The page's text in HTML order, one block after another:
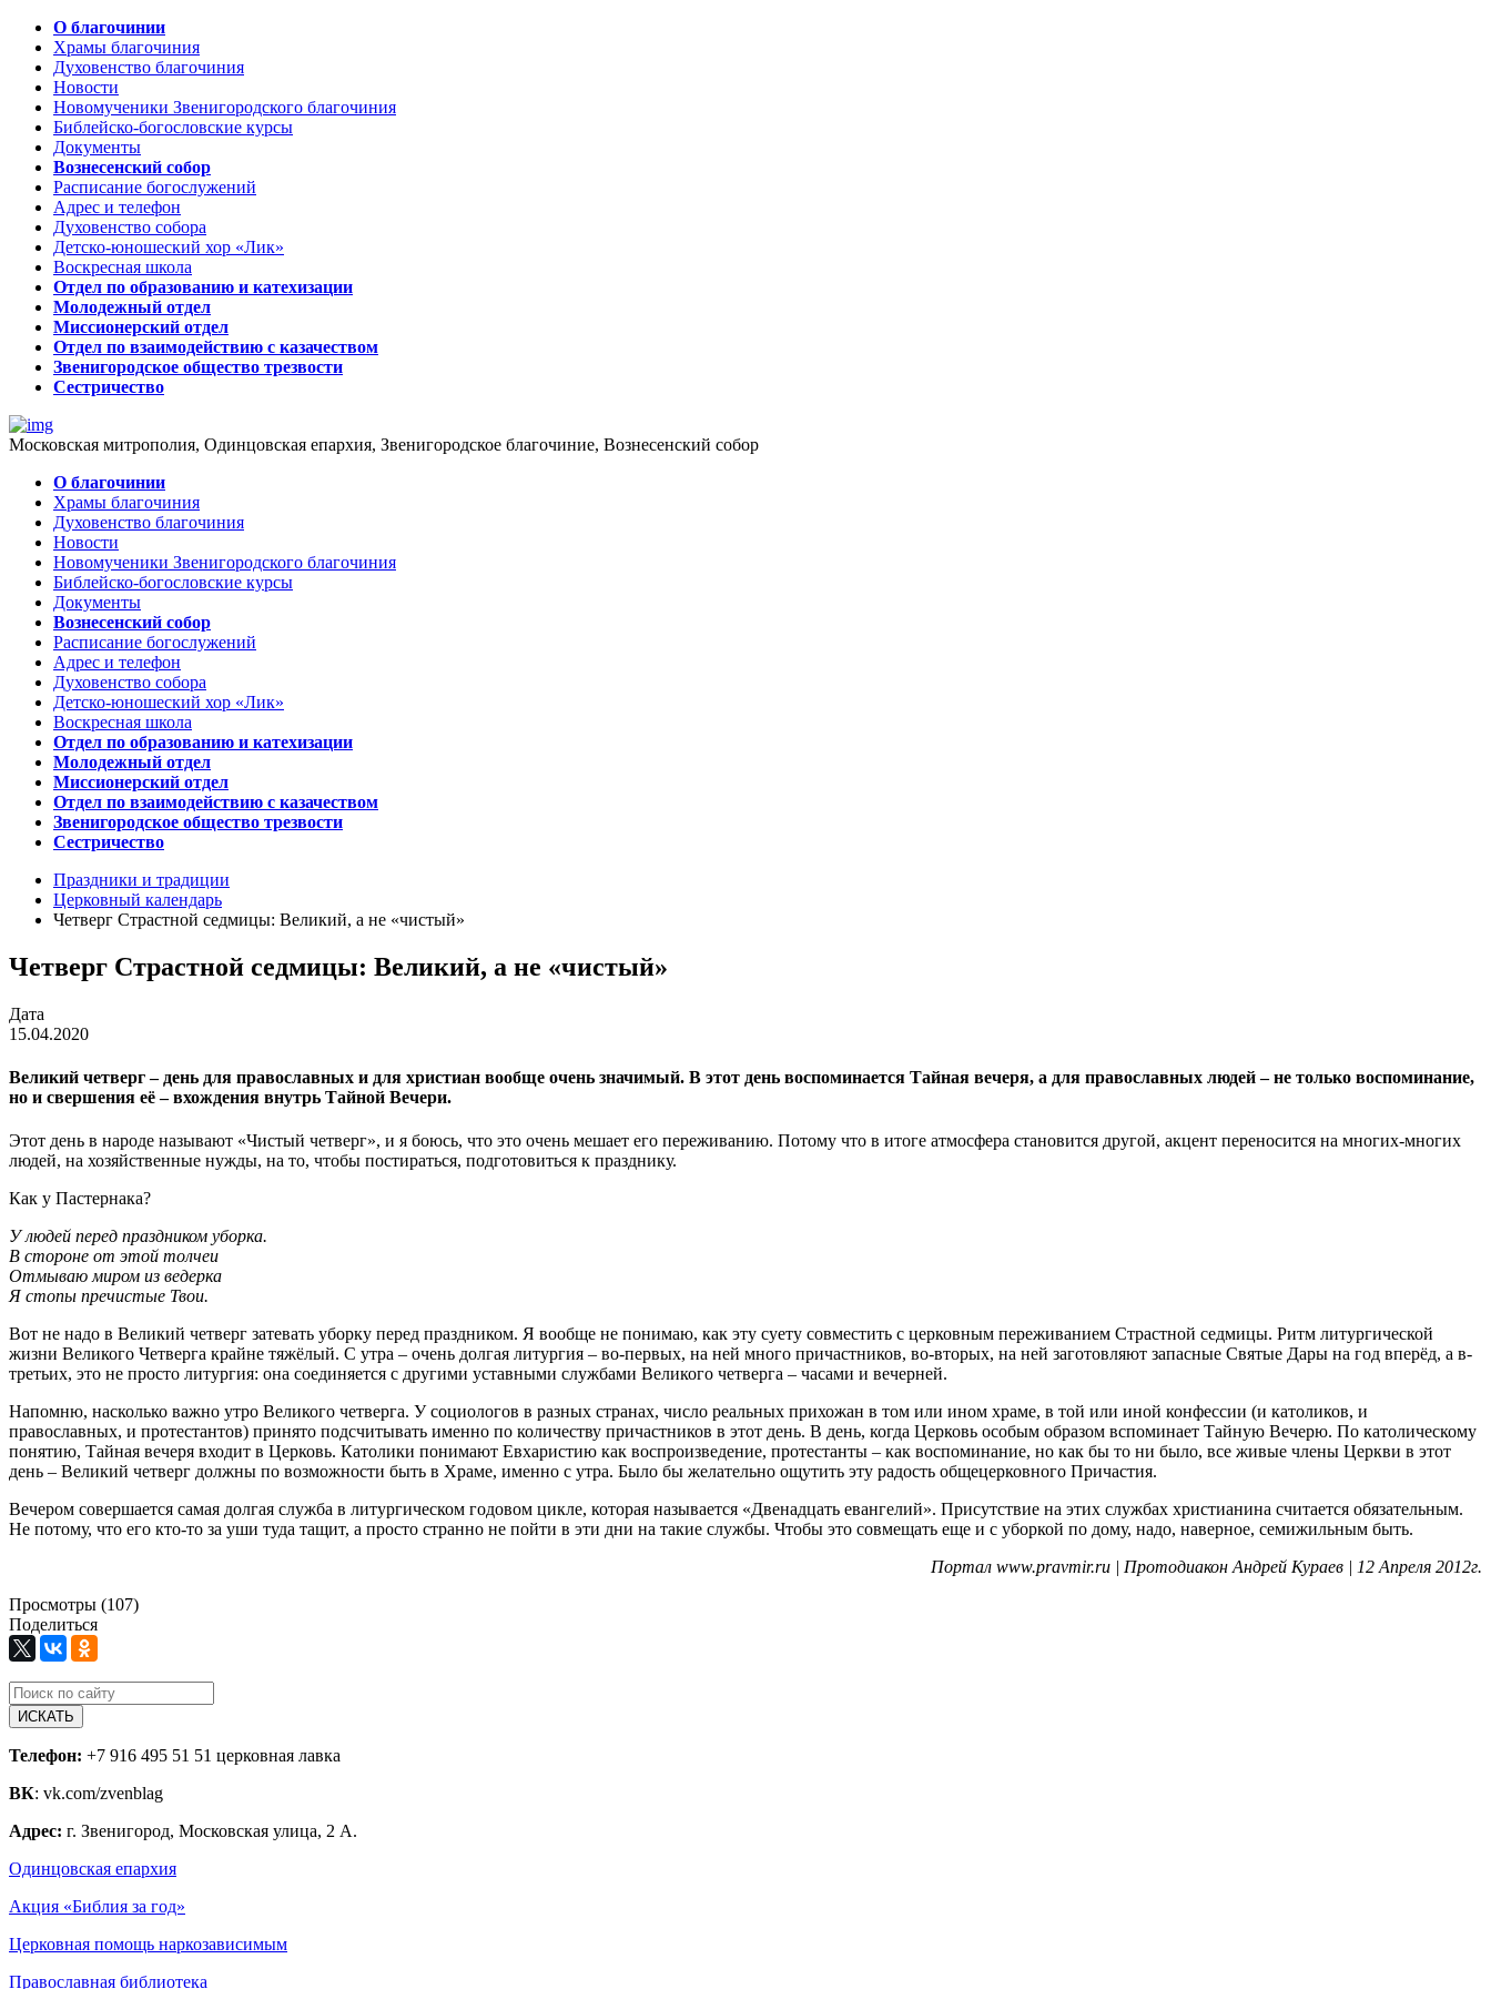
О благочинии
Храмы благочиния
Духовенство благочиния
Новости
Новомученики Звенигородского благочиния
Библейско-богословские курсы
Документы
Вознесенский собор
Расписание богослужений
Адрес и телефон
Духовенство собора
Детско-юношеский хор «Лик»
Воскресная школа
Отдел по образованию и катехизации
Молодежный отдел
Миссионерский отдел
Отдел по взаимодействию с казачеством
Звенигородское общество трезвости
Сестричество
Московская митрополия, Одинцовская епархия, Звенигородское благочиние, Вознесенский собор
О благочинии
Храмы благочиния
Духовенство благочиния
Новости
Новомученики Звенигородского благочиния
Библейско-богословские курсы
Документы
Вознесенский собор
Расписание богослужений
Адрес и телефон
Духовенство собора
Детско-юношеский хор «Лик»
Воскресная школа
Отдел по образованию и катехизации
Молодежный отдел
Миссионерский отдел
Отдел по взаимодействию с казачеством
Звенигородское общество трезвости
Сестричество
Праздники и традиции
Церковный календарь
Четверг Страстной седмицы: Великий, а не «чистый»
Четверг Страстной седмицы: Великий, а не «чистый»
Дата
15.04.2020
Великий четверг – день для православных и для христиан вообще очень значимый. В этот день воспоминается Тайная вечеря, а для православных людей – не только воспоминание,
но и свершения её – вхождения внутрь Тайной Вечери.
Этот день в народе называют «Чистый четверг», и я боюсь, что это очень мешает его переживанию. Потому что в итоге атмосфера становится другой, акцент переносится на многих-многих
людей, на хозяйственные нужды, на то, чтобы постираться, подготовиться к празднику.
Как у Пастернака?
У людей перед праздником уборка.
В стороне от этой толчеи
Отмываю миром из ведерка
Я стопы пречистые Твои.
Вот не надо в Великий четверг затевать уборку перед праздником. Я вообще не понимаю, как эту суету совместить с церковным переживанием Страстной седмицы. Ритм литургической
жизни Великого Четверга крайне тяжёлый. С утра – очень долгая литургия – во-первых, на ней много причастников, во-вторых, на ней заготовляют запасные Святые Дары на год вперёд, а в-
третьих, это не просто литургия: она соединяется с другими уставными службами Великого четверга – часами и вечерней.
Напомню, насколько важно утро Великого четверга. У социологов в разных странах, число реальных прихожан в том или ином храме, в той или иной конфессии (и католиков, и
православных, и протестантов) принято подсчитывать именно по количеству причастников в этот день. В день, когда Церковь особым образом вспоминает Тайную Вечерю. По католическому
понятию, Тайная вечеря входит в Церковь. Католики понимают Евхаристию как воспроизведение, протестанты – как воспоминание, но как бы то ни было, все живые члены Церкви в этот
день – Великий четверг должны по возможности быть в Храме, именно с утра. Было бы желательно ощутить эту радость общецерковного Причастия.
Вечером совершается самая долгая служба в литургическом годовом цикле, которая называется «Двенадцать евангелий». Присутствие на этих службах христианина считается обязательным.
Не потому, что его кто-то за уши туда тащит, а просто странно не пойти в эти дни на такие службы. Чтобы это совмещать еще и с уборкой по дому, надо, наверное, семижильным быть.
Портал www.pravmir.ru | Протодиакон Андрей Кураев | 12 Апреля 2012г.
Просмотры (107)
Поделиться
ИСКАТЬ
Телефон: +7 916 495 51 51 церковная лавка
ВК: vk.com/zvenblag
Адрес: г. Звенигород, Московская улица, 2 А.
Одинцовская епархия
Акция «Библия за год»
Церковная помощь наркозависимым
Православная библиотека